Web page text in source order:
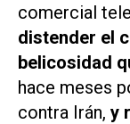
comercial
distender el
belicosidad
hace meses
contra Irán, y